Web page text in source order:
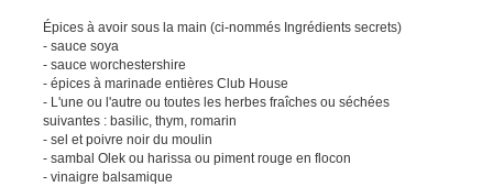
Épices à avoir sous la main (ci-nommés Ingrédients secrets)
- sauce soya
- sauce worchestershire
- épices à marinade entières Club House
- L'une ou l'autre ou toutes les herbes fraîches ou séchées
suivantes : basilic, thym, romarin
- sel et poivre noir du moulin
- sambal Olek ou harissa ou piment rouge en flocon
- vinaigre balsamique